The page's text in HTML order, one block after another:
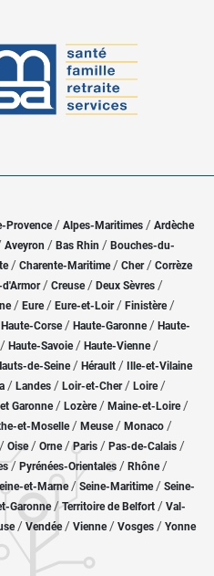
Provence / Alpes-Maritimes / Ardèche
Aveyron / Bas Rhin / Bouches-du-
/ Charente-Maritime/ Cher / Corrèze
/ Creuse/ Deux Sèvres /
/ Eure/ Eure-et-Loir / Finistère/
Haute-Corse/ Haute-Garonne/ Haute-
Haute-Savoie/ Haute-Vienne/
de-Seine/ Hérault / Ille-et-Vilaine
/ Landes / Loir-et-Cher/ Loire/
Garonne/ Lozère / Maine-et-Loire/
et-Moselle/ Meuse/ Monaco /
Oise / Orne/Paris / Pas-de-Calais /
/ Pyrénées-Orientales / Rhône/
et-Marne/ Seine-Maritime/ Seine-
Garonne/Territoire de Belfort / Val-
/ Vendée/ Vienne/ Vosges / Yonne